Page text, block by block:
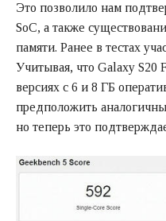
Это позволило нам
SoC, а также
памяти. Ранее в тестах
Учитывая, что Galaxy S20
версиях с 6 и 8 ГБ
предположить
но теперь это